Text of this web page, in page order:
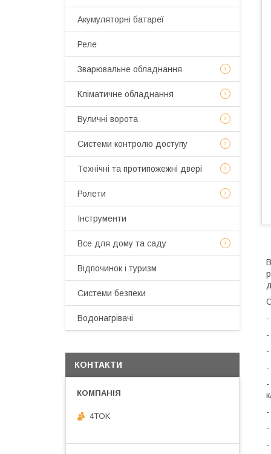
-
-
-
-
-
-
-
-
Акумуляторні батареї
Реле
Зварювальне обладнання
Кліматичне обладнання
Вуличні ворота
Системи контролю доступу
Технічні та протипожежні двері
Ролети
Інструменти
Все для дому та саду
Відпочинок і туризм
Системи безпеки
Водонагрівачі
КОНТАКТИ
4TOK